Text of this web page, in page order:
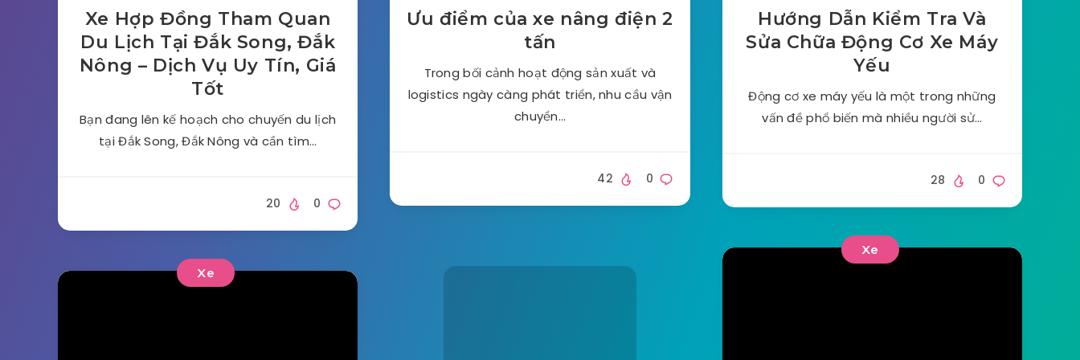
Xe Hợp Đồng Tham Quan
Du Lịch Tại Đắk Song, Đắk
Nông – Dịch Vụ Uy Tín, Giá
Tốt
Bạn đang lên kế hoạch cho chuyến du lịch
tại Đắk Song, Đắk Nông và cần tìm…
0
20
Ưu điểm của xe nâng điện 2
tấn
Trong bối cảnh hoạt động sản xuất và
logistics ngày càng phát triển, nhu cầu vận
chuyển…
0
42
Hướng Dẫn Kiểm Tra Và
Sửa Chữa Động Cơ Xe Máy
Yếu
Động cơ xe máy yếu là một trong những
vấn đề phổ biến mà nhiều người sử…
0
28
Xe
Xe